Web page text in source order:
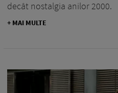
decât nostalgia anilor 2000.
+ MAI MULTE